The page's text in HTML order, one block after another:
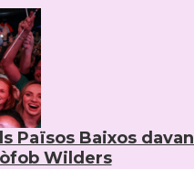
Països Baixos
Wilders